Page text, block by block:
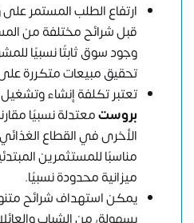
ارتفاع الطلب المستمر
قبل شرائح مختلفة من
وجود سوق ثابتًا نسبيًا
تحقيق مبيعات متكررة على
تعتبر تكلفة إنشاء وتشغيل
بروستمعتدلة نسبيًا
الأخرى في القطاع
مناسبًا للمستثمرين
ميزانية محدودة نسبيًا.
يمكن استهداف شرائح